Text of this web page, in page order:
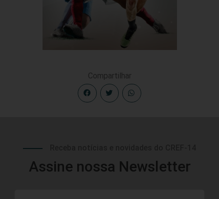
Compartilhar
Assine nossa Newsletter